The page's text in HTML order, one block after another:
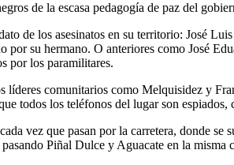
de la escasa pedagogía de paz del
de los asesinatos en su territorio: José
por su hermano. O anteriores como José
por los paramilitares.
líderes comunitarios como Melquisidez y
todos los teléfonos del lugar son
vez que pasan por la carretera, donde
Piñal Dulce y Aguacate en la misma